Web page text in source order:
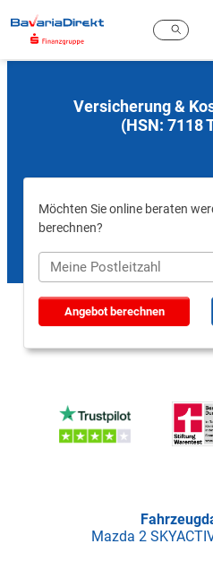
Hauptinhalt
Versicherung &
(HSN: 7118
Möchten Sie online beraten
berechnen?
Angebot berechnen
Mazda 2